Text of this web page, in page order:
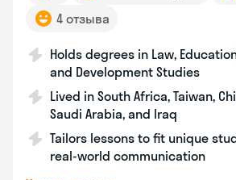
4 отзыва
Holds degrees in Law,
and Development Studies
Lived in South Africa, Taiwan,
Saudi Arabia, and Iraq
Tailors lessons to fit unique
real-world communication